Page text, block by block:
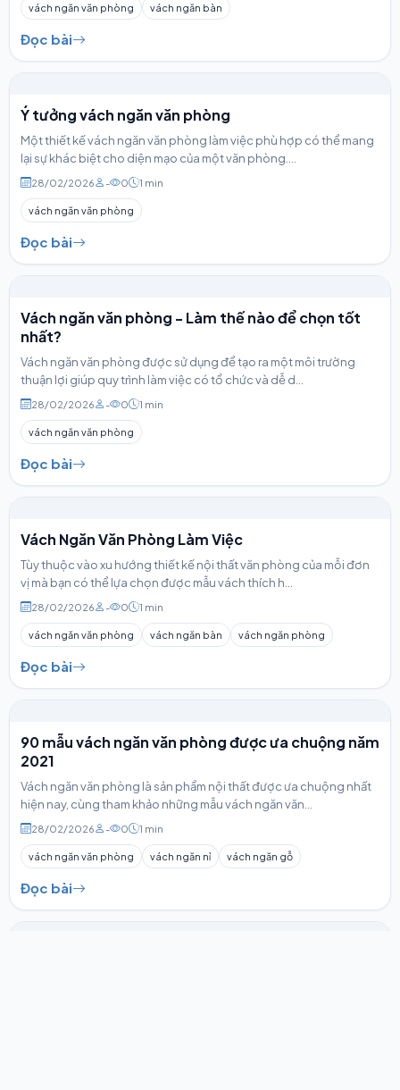
vách ngăn văn phòng vách ngăn bàn
Đọc bài
Ý tưởng vách ngăn văn phòng
Một thiết kế vách ngăn văn phòng làm việc phù hợp có thể mang
lại sự khác biệt cho diện mạo của một văn phòng....
28/02/2026 - 0 1 min
vách ngăn văn phòng
Đọc bài
Vách ngăn văn phòng - Làm thế nào để chọn tốt
nhất?
Vách ngăn văn phòng được sử dụng để tạo ra một môi trường
thuận lợi giúp quy trình làm việc có tổ chức và dễ d...
28/02/2026 - 0 1 min
vách ngăn văn phòng
Đọc bài
Vách Ngăn Văn Phòng Làm Việc
Tùy thuộc vào xu hướng thiết kế nội thất văn phòng của mỗi đơn
vị mà bạn có thể lựa chọn được mẫu vách thích h...
28/02/2026 - 0 1 min
vách ngăn văn phòng vách ngăn bàn vách ngăn phòng
Đọc bài
90 mẫu vách ngăn văn phòng được ưa chuộng năm
2021
Vách ngăn văn phòng là sản phẩm nội thất được ưa chuộng nhất
hiện nay, cùng tham khảo những mẫu vách ngăn văn...
28/02/2026 - 0 1 min
vách ngăn văn phòng vách ngăn nỉ vách ngăn gỗ
Đọc bài